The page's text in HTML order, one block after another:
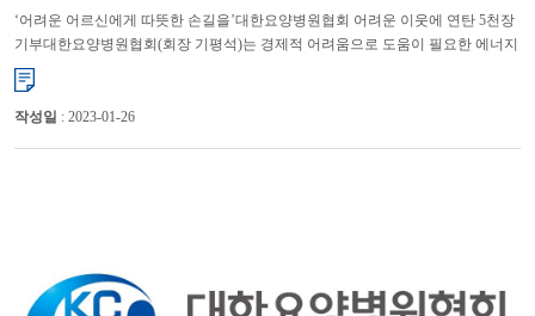
‘어려운 어르신에게 따뜻한 손길을’대한요양병원협회 어려운 이웃에 연탄 5천장
기부대한요양병원협회(회장 기평석)는 경제적 어려움으로 도움이 필요한 에너지
취약계층을 돕기 위해 (사)따뜻한 한반도 사랑의 연탄나눔운...
작성일 : 2023-01-26